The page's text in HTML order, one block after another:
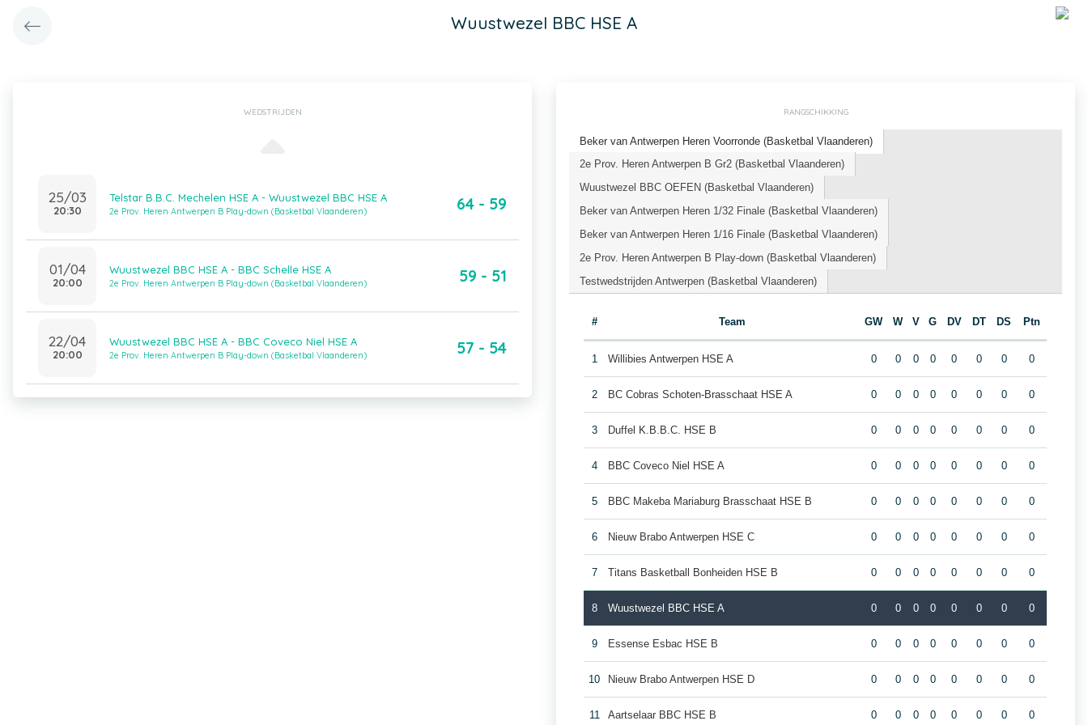
Wuustwezel BBC HSE A
WEDSTRIJDEN
25/03
20:30
Telstar B.B.C. Mechelen HSE A - Wuustwezel BBC HSE A
2e Prov. Heren Antwerpen B Play-down (Basketbal Vlaanderen) 64 - 59
01/04
20:00
Wuustwezel BBC HSE A - BBC Schelle HSE A
2e Prov. Heren Antwerpen B Play-down (Basketbal Vlaanderen) 59 - 51
22/04
20:00
Wuustwezel BBC HSE A - BBC Coveco Niel HSE A
2e Prov. Heren Antwerpen B Play-down (Basketbal Vlaanderen) 57 - 54
RANGSCHIKKING
Beker van Antwerpen Heren Voorronde (Basketbal Vlaanderen)
2e Prov. Heren Antwerpen B Gr2 (Basketbal Vlaanderen)
Wuustwezel BBC OEFEN (Basketbal Vlaanderen)
Beker van Antwerpen Heren 1/32 Finale (Basketbal Vlaanderen)
Beker van Antwerpen Heren 1/16 Finale (Basketbal Vlaanderen)
2e Prov. Heren Antwerpen B Play-down (Basketbal Vlaanderen)
Testwedstrijden Antwerpen (Basketbal Vlaanderen)
# Team GW W V G DV DT DS Ptn
1 Willibies Antwerpen HSE A 0 0 0 0 0 0 0 0
2 BC Cobras Schoten-Brasschaat HSE A 0 0 0 0 0 0 0 0
3 Duffel K.B.B.C. HSE B 0 0 0 0 0 0 0 0
4 BBC Coveco Niel HSE A 0 0 0 0 0 0 0 0
5 BBC Makeba Mariaburg Brasschaat HSE B 0 0 0 0 0 0 0 0
6 Nieuw Brabo Antwerpen HSE C 0 0 0 0 0 0 0 0
7 Titans Basketball Bonheiden HSE B 0 0 0 0 0 0 0 0
8 Wuustwezel BBC HSE A 0 0 0 0 0 0 0 0
9 Essense Esbac HSE B 0 0 0 0 0 0 0 0
10 Nieuw Brabo Antwerpen HSE D 0 0 0 0 0 0 0 0
11 Aartselaar BBC HSE B 0 0 0 0 0 0 0 0